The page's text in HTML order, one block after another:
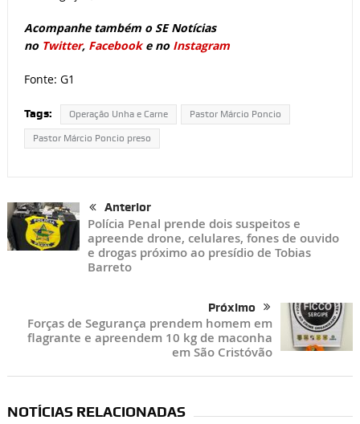
Acompanhe também o SE Notícias
no Twitter, Facebooke no Instagram
Fonte: G1
Tags: Operação Unha e Carne Pastor Márcio Poncio
Pastor Márcio Poncio preso
Anterior
Polícia Penal prende dois suspeitos e
apreende drone, celulares, fones de ouvido
e drogas próximo ao presídio de Tobias
Barreto
Próximo
Forças de Segurança prendem homem em
flagrante e apreendem 10 kg de maconha
em São Cristóvão
NOTÍCIAS RELACIONADAS